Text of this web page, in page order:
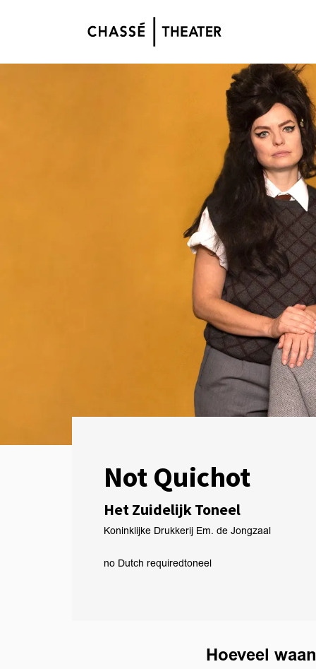
Not Quichot
Het Zuidelijk Toneel
Koninklijke Drukkerij Em. de Jongzaal
no Dutch requiredtoneel
Hoeveel